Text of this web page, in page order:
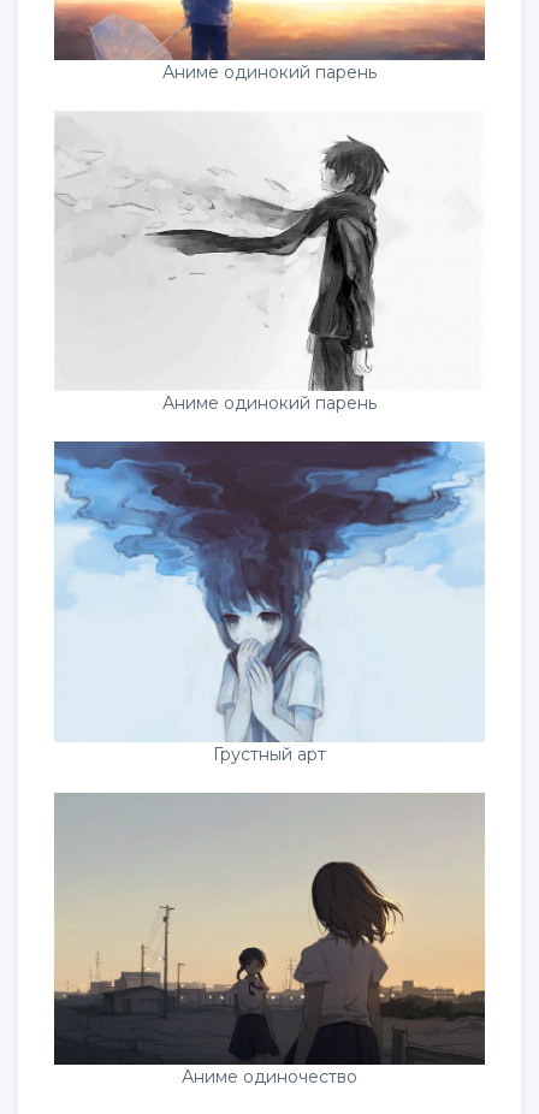
Аниме одинокий парень
Аниме одинокий парень
Грустный арт
Аниме одиночество